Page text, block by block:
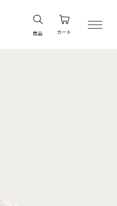
商品 カート